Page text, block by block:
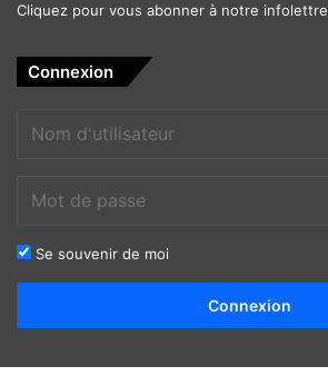
Cliquez pour vous abonner à notre infolettre
Connexion
Se souvenir de moi
Connexion